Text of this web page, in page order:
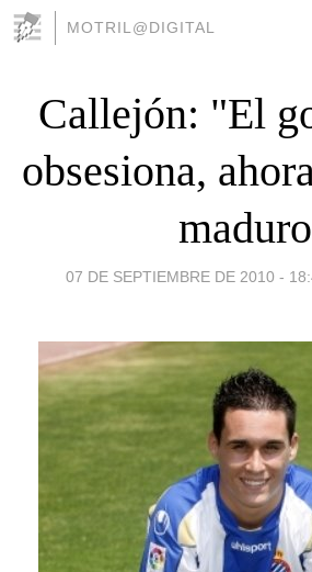
MOTRIL@DIGITAL
Callejón: "El
obsesiona,
maduro
07 DE SEPTIEMBRE DE 2010 -